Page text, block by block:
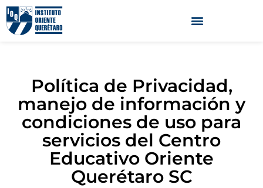
Política de Privacidad,
manejo de información y
condiciones de uso para
servicios del Centro
Educativo Oriente
Querétaro SC